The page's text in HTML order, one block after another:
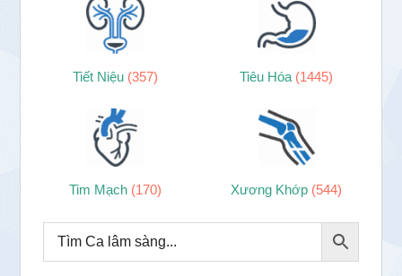
Tiết Niệu (357) Tiêu Hóa (1445)
Tim Mạch (170) Xương Khớp (544)